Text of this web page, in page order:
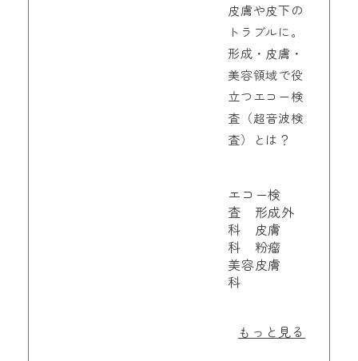
皮膚や皮下の
トラブルに。
形成・皮膚・
美容領域で役
立つエコー検
査（超音波検
査）とは？
エコー検
査 形成外
科 皮膚
科 粉瘤
美容皮膚
科
もっと見る